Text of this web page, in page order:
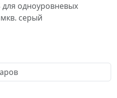
для одноуровневых
серый
или артикулу